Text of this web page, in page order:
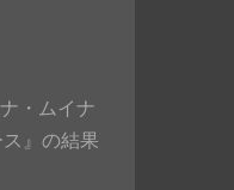
・ムイナ
』の結果